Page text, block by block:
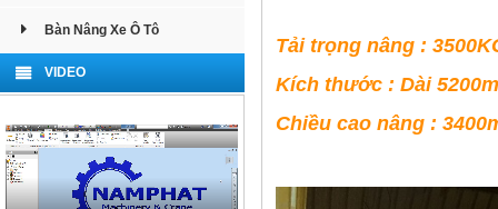
Bàn Nâng Xe Ô Tô
VIDEO
Tải trọng nâng :
Kích thước : Dài
Chiều cao nâng :